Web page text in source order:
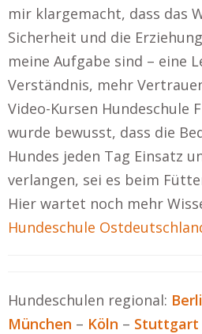
mir klargemacht, dass das
Sicherheit und die
meine Aufgabe sind – eine
Verständnis, mehr
Video-Kursen Hundeschule
wurde bewusst, dass die
Hundes jeden Tag Einsatz
verlangen, sei es beim
Hier wartet noch mehr
Hundeschule
Hundeschulen regional:
München – Köln – Stuttgart